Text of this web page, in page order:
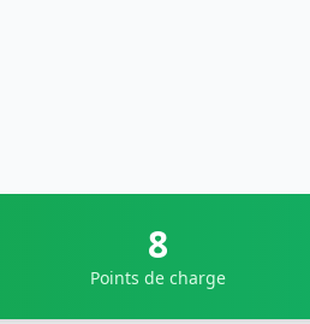
8
Points de charge